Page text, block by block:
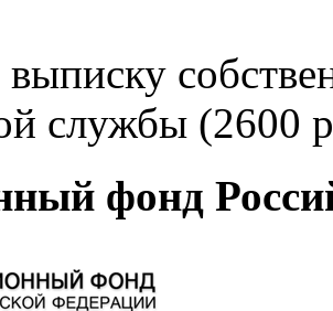
выписку
службы (2600
фонд